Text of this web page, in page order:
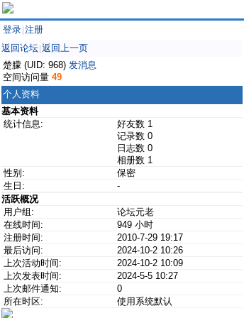
登录 注册
返回论坛 返回上一页
楚朦 (UID: 968) 发消息
空间访问量 49
个人资料
基本资料
统计信息:
好友数 1
记录数 0
日志数 0
相册数 1
性别:
保密
生日:
-
活跃概况
用户组:
论坛元老
在线时间:
949 小时
注册时间:
2010-7-29 19:17
最后访问:
2024-10-2 10:26
上次活动时间:
2024-10-2 10:09
上次发表时间:
2024-5-5 10:27
上次邮件通知:
0
所在时区:
使用系统默认